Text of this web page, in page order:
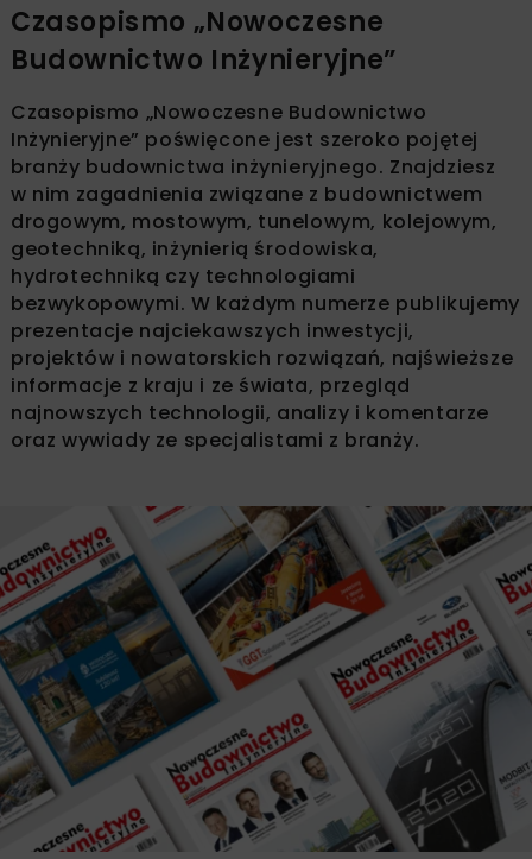
Czasopismo „Nowoczesne
Budownictwo Inżynieryjne”
Czasopismo „Nowoczesne Budownictwo
Inżynieryjne” poświęcone jest szeroko pojętej
branży budownictwa inżynieryjnego. Znajdziesz
w nim zagadnienia związane z budownictwem
drogowym, mostowym, tunelowym, kolejowym,
geotechniką, inżynierią środowiska,
hydrotechniką czy technologiami
bezwykopowymi. W każdym numerze publikujemy
prezentacje najciekawszych inwestycji,
projektów i nowatorskich rozwiązań, najświeższe
informacje z kraju i ze świata, przegląd
najnowszych technologii, analizy i komentarze
oraz wywiady ze specjalistami z branży.